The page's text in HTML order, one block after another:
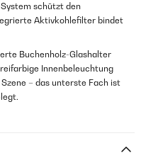
schützt den
Aktivkohlefilter bindet
Buchenholz-Glashalter
Innenbeleuchtung
– das unterste Fach ist